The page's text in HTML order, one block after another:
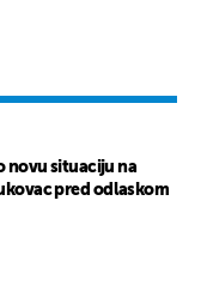
novu situaciju na
pred odlaskom